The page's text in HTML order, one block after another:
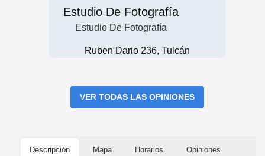
Estudio De Fotografía
Estudio De Fotografía
Ruben Dario 236, Tulcán
VER TODAS LAS OPINIONES
Descripción Mapa Horarios Opiniones